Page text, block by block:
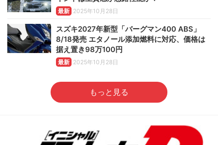
最新 2025年10月28日
スズキ2027年新型「バーグマン400 ABS」
8/18発売 エタノール添加燃料に対応、価格は
据え置き98万100円
最新 2025年10月28日
もっと見る